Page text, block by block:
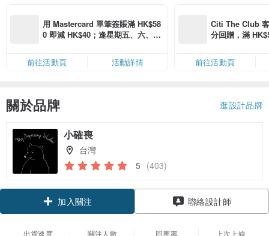
用 Mastercard 單筆簽賬滿 HK$58
0 即減 HK$40；逢星期五、六、日
限，額滿即止，僅限「常用信用
卡」結帳）
前往活動頁 活動詳情
Citi The Club
分回贈，滿
前往活動頁
關於品牌 逛設計品牌
小確喪
台灣
5 (403)
領優惠券
加入關注
聯絡設計師
出貨速度
關注人數
回應率
上次上線